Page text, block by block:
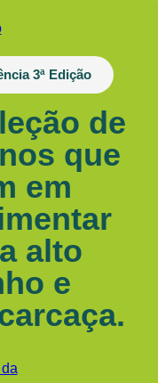
3ª Edição
de
que
em
alto
e